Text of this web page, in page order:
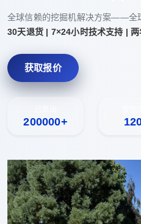
全球信赖的挖掘机解决方案——全
30天退货 | 7×24小时技术支持 |
获取报价
200000+